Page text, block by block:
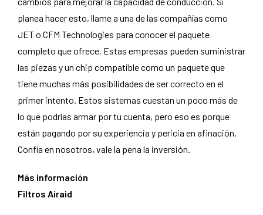
planea hacer esto, llame a una de las compañías como
JET o CFM Technologies para conocer el paquete
completo que ofrece. Estas empresas pueden suministrar
las piezas y un chip compatible como un paquete que
tiene muchas más posibilidades de ser correcto en el
primer intento. Estos sistemas cuestan un poco más de
lo que podrías armar por tu cuenta, pero eso es porque
están pagando por su experiencia y pericia en afinación.
Confía en nosotros, vale la pena la inversión.
Más información
Filtros Airaid